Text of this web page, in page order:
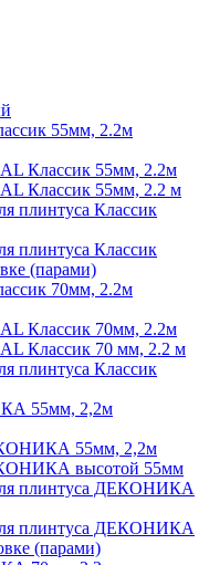
55мм, 2.2м
Классик 55мм, 2.2м
Классик 55мм, 2.2 м
плинтуса Классик
плинтуса Классик
(парами)
70мм, 2.2м
Классик 70мм, 2.2м
Классик 70 мм, 2.2 м
плинтуса Классик
55мм, 2,2м
55мм, 2,2м
высотой 55мм
плинтуса ДЕКОНИКА
плинтуса ДЕКОНИКА
(парами)